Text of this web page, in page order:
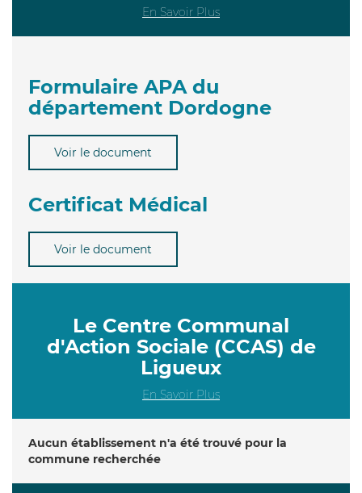
En Savoir Plus
Formulaire APA du
département Dordogne
Voir le document
Certificat Médical
Voir le document
Le Centre Communal
d'Action Sociale (CCAS) de
Ligueux
En Savoir Plus
Aucun établissement n'a été trouvé pour la
commune recherchée